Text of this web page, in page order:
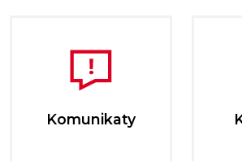
Komunikaty